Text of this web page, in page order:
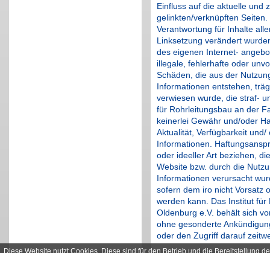
Diese Website nutztCookies . Diese sind für den Betrieb und die Bereitstellung
Einfluss auf die aktuelle und
gelinkten/verknüpften
Verantwortung für Inhalte
Linksetzung verändert
des eigenen Internet-
illegale, fehlerhafte oder
Schäden, die aus der
Informationen entstehen,
verwiesen wurde, die straf-
für Rohrleitungsbau an der
keinerlei Gewähr und/oder
Aktualität, Verfügbarkeit
Informationen.
oder ideeller Art beziehen,
Website bzw. durch die
Informationen verursacht
sofern dem iro nicht Vorsatz
werden kann. Das Institut
Oldenburg e.V. behält sich
ohne gesonderte
oder den Zugriff darauf